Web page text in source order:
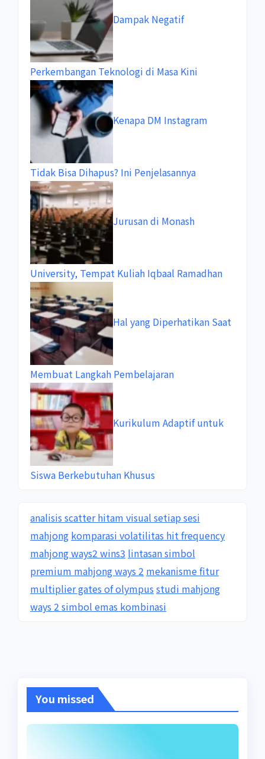
Dampak Negatif
Perkembangan Teknologi di Masa Kini
Kenapa DM Instagram
Tidak Bisa Dihapus? Ini Penjelasannya
Jurusan di Monash
University, Tempat Kuliah Iqbaal Ramadhan
Hal yang Diperhatikan Saat
Membuat Langkah Pembelajaran
Kurikulum Adaptif untuk
Siswa Berkebutuhan Khusus
analisis scatter hitam visual setiap sesi
mahjong komparasi volatilitas hit frequency
mahjong ways2 wins3 lintasan simbol
premium mahjong ways 2 mekanisme fitur
multiplier gates of olympus studi mahjong
ways 2 simbol emas kombinasi
You missed